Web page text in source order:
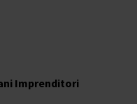
Imprenditori